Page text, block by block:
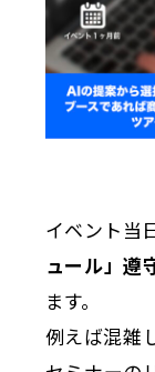
イベント当
ュール」遵
ます。
例えば混雑